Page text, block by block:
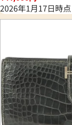
2026年1月17日時点